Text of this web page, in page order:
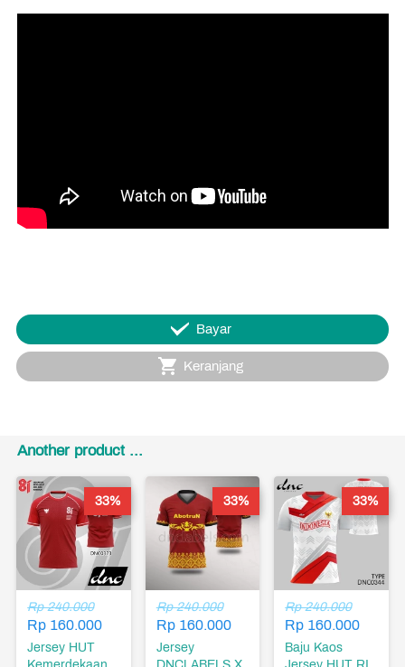
` Bayar
` Keranjang
Another product ...
Rp 240.000
Rp 160.000
Jersey HUT
33%
Rp 240.000
Rp 160.000
Jersey
33%
Rp 240.000
Rp 160.000
Baju Kaos
33%